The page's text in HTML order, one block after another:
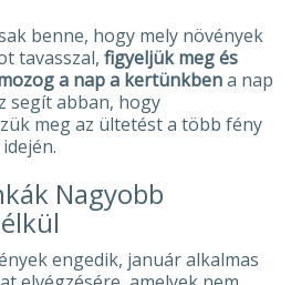
benne, hogy mely növények
tavasszal, figyeljük meg és
a nap a kertünkbena nap
segít abban, hogy
meg az ültetést a több fény
Nagyobb
engedik, január alkalmas